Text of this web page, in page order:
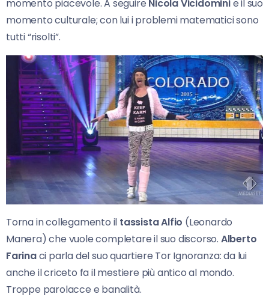
momento piacevole. A seguire Nicola Vicidominie il suo
momento culturale; con lui i problemi matematici sono
tutti “risolti”.
Torna in collegamento il tassista Alfio (Leonardo
Manera) che vuole completare il suo discorso. Alberto
Farinaci parla del suo quartiere Tor Ignoranza: da lui
anche il criceto fa il mestiere più antico al mondo.
Troppe parolacce e banalità.